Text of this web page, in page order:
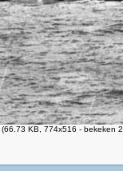
(66.73 KB, 774x516 - bekeken